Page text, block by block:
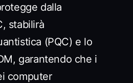
dalla
stabilirà
(PQC) e lo
garantendo che i
computer